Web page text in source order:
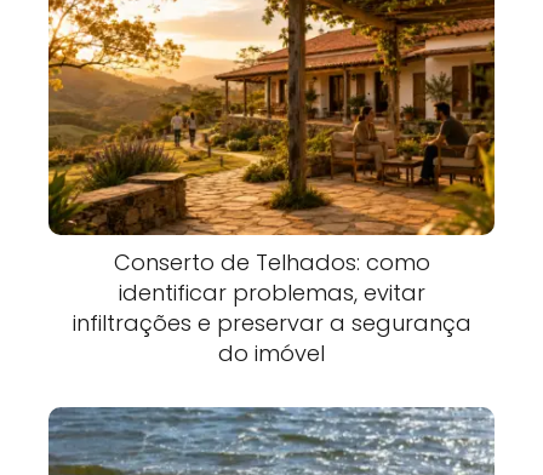
Conserto de Telhados: como
identificar problemas, evitar
infiltrações e preservar a segurança
do imóvel